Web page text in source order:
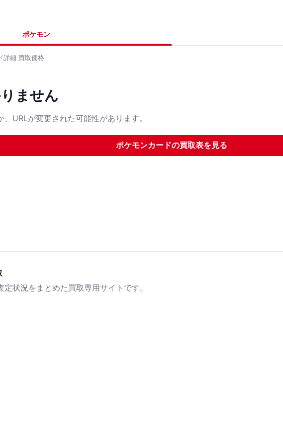
ポケモン
詳細 買取価格
ません
URLが変更された可能性があります。
ポケモンカードの買取表を見る
状況をまとめた買取専用サイトです。